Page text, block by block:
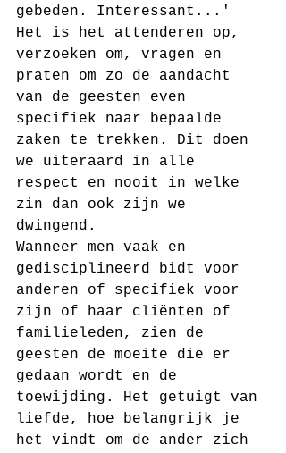
gebeden. Interessant...'
Het is het attenderen op,
verzoeken om, vragen en
praten om zo de aandacht
van de geesten even
specifiek naar bepaalde
zaken te trekken. Dit doen
we uiteraard in alle
respect en nooit in welke
zin dan ook zijn we
dwingend.
Wanneer men vaak en
gedisciplineerd bidt voor
anderen of specifiek voor
zijn of haar cliënten of
familieleden, zien de
geesten de moeite die er
gedaan wordt en de
toewijding. Het getuigt van
liefde, hoe belangrijk je
het vindt om de ander zich